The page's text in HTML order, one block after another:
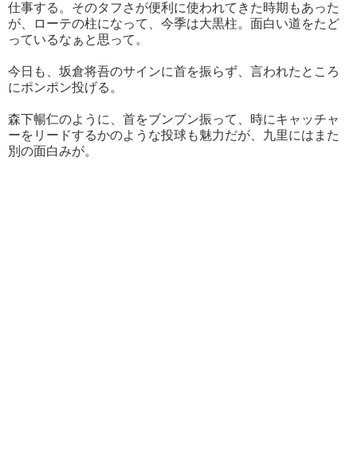
仕事する。そのタフさが便利に使われてきた時期もあった
が、ローテの柱になって、今季は大黒柱。面白い道をたど
っているなぁと思って。
今日も、坂倉将吾のサインに首を振らず、言われたところ
にポンポン投げる。
森下暢仁のように、首をブンブン振って、時にキャッチャ
ーをリードするかのような投球も魅力だが、九里にはまた
別の面白みが。